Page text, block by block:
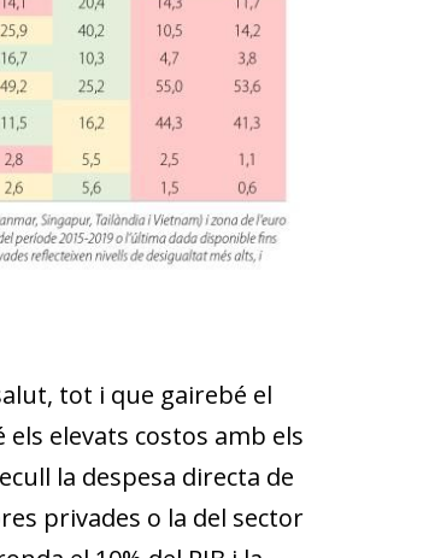
tot i que gairebé el
elevats costos amb els
la despesa directa de
privades o la del sector